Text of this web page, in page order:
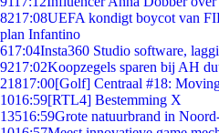
8217:08UEFA kondigt boycot van
plan Infantino
617:04Insta360 Studio software,
9217:02Koopzegels sparen bij AH
21817:00[Golf] Centraal #18:
1016:59[RTL4] Bestemming X
13516:59Grote natuurbrand in